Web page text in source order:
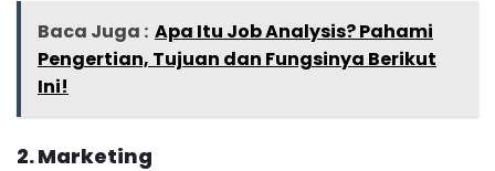
Baca Juga : Apa Itu Job Analysis? Pahami
Pengertian, Tujuan dan Fungsinya Berikut
Ini!
2. Marketing